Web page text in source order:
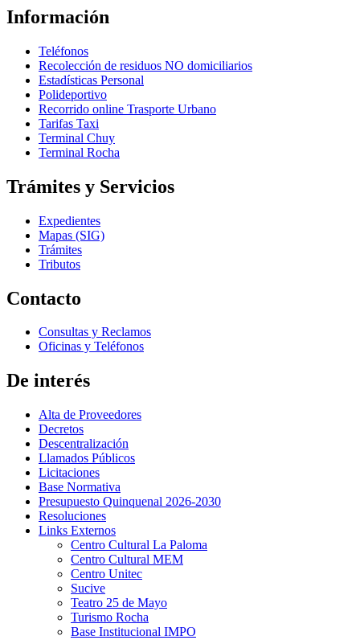
Información
Teléfonos
Recolección de residuos NO domiciliarios
Estadísticas Personal
Polideportivo
Recorrido online Trasporte Urbano
Tarifas Taxi
Terminal Chuy
Terminal Rocha
Trámites y Servicios
Expedientes
Mapas (SIG)
Trámites
Tributos
Contacto
Consultas y Reclamos
Oficinas y Teléfonos
De interés
Alta de Proveedores
Decretos
Descentralización
Llamados Públicos
Licitaciones
Base Normativa
Presupuesto Quinquenal 2026-2030
Resoluciones
Links Externos
Centro Cultural La Paloma
Centro Cultural MEM
Centro Unitec
Sucive
Teatro 25 de Mayo
Turismo Rocha
Base Institucional IMPO